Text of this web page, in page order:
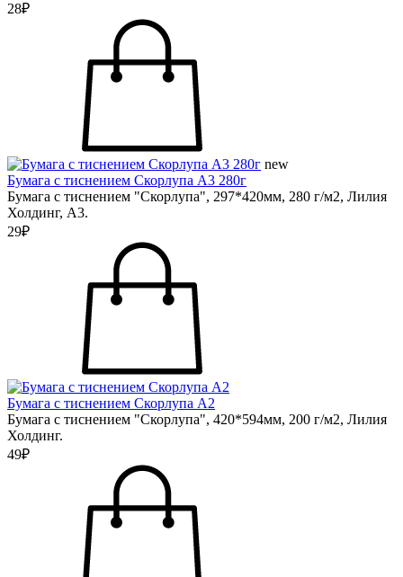
28₽
new
Бумага с тиснением Скорлупа А3 280г
Бумага с тиснением "Скорлупа", 297*420мм, 280 г/м2, Лилия
Холдинг, А3.
29₽
Бумага с тиснением Скорлупа А2
Бумага с тиснением "Скорлупа", 420*594мм, 200 г/м2, Лилия
Холдинг.
49₽